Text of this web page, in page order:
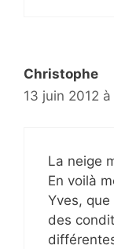
Christophe
13 juin 2012 à
La neige
En voilà
Yves,
des